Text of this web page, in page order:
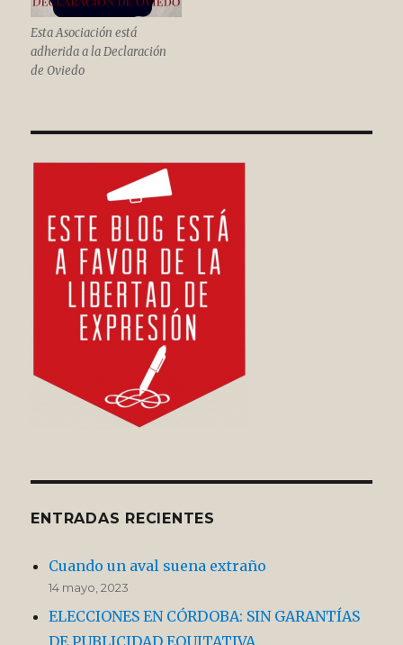
Esta Asociación está
adherida a la Declaración
de Oviedo
ENTRADAS RECIENTES
Cuando un aval suena extraño
14 mayo, 2023
ELECCIONES EN CÓRDOBA: SIN GARANTÍAS
DE PUBLICIDAD EQUITATIVA